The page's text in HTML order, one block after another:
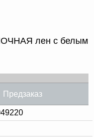
лен с белым
Предзаказ